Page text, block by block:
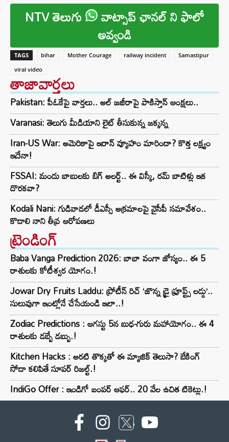
NTV తెలుగు వాట్సాప్ ఛానల్ ని ఫాలో
అవ్వండి
TAGS bihar Mother Courage railway incident
Samastipur
viral video
తాజావార్తలు
Pakistan: పీఓకేపై వార్తలు.. అల్ జజీరాపై పాకిస్తాన్ ఆంక్షలు..
Varanasi: తెలుగు మీడియాని లైట్ తీసుకున్న జక్కన్న
Iran-US War: అమెరికాపై ఇరాన్ వ్యూహం మారిందా? కొత్త లక్ష్యం
ఇదేనా!
FSSAI: మందు బాబులకు బిగ్ అలర్ట్.. ఈ విస్కీ, రమ్ బాటిళ్లు ఇక
దొరకవా?
Kodali Nani: గుడివాడలో డీఎస్సీ అక్రమాలపై వైసీపీ సమావేశం..
కొడాలి నాని తీవ్ర ఆరోపణలు
ట్రెండింగ్‌
Baba Vanga Prediction 2026: బాబా వంగా జోస్యం.. ఈ 5
రాశులకు కోటీశ్వర యోగం.!
Jowar Dry Fruits Laddu: ప్రోటీన్ రిచ్ ‘జొన్న డ్రై ఫ్రూప్ట్స్ లడ్డు’..
సులువుగా ఇంట్లోనే చేసేయండి ఇలా..!
Zodiac Predictions : ఆగస్టు 5న బుధ-గురు మహాయోగం.. ఈ 4
రాశులకు డబ్బే డబ్బు.!
Kitchen Hacks : అరటి తొక్కతో ఈ మ్యాజిక్ తెలుసా? బేకింగ్
సోడా కలిపితే సూపర్ రిజల్ట్.!
IndiGo Offer : ఇండిగో బంపర్ ఆఫర్.. 20 వేల ఉచిత టికెట్లు.!